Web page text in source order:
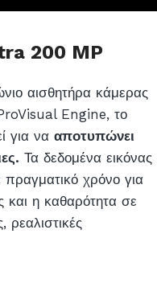
200 MP
αισθητήρα κάμερας
Engine, το
για να αποτυπώνει
Τα δεδομένα εικόνας
χρόνο για
και η καθαρότητα σε
ρεαλιστικές